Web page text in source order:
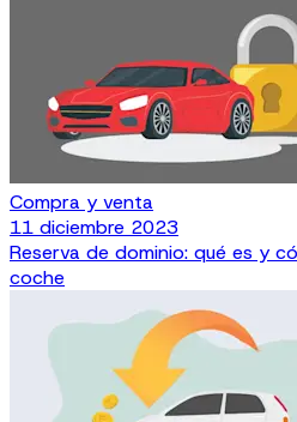
Compra y venta
11 diciembre 2023
Reserva de dominio: qué es y
coche